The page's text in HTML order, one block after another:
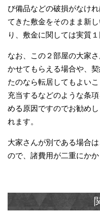
び備品などの破損がなけ
てきた敷金をそのまま新
り、敷金に関しては実質１
なお、この２部屋の大家
かせてもらえる場合や、
たのなら転居してもよい
充当するなどのような条
める原因ですのでお勧め
れます。
大家さんが別である場合
ので、諸費用が二重にかか